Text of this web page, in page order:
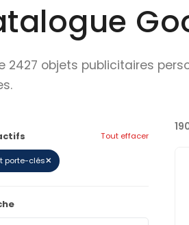
2427 objets publicitaires
Tout effacer
porte-clés✕